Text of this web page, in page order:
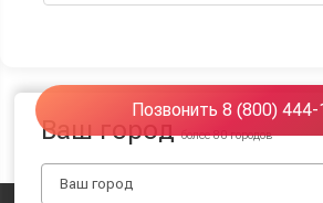
Позвонить 8 (800)
Ваш городболее 80 городов